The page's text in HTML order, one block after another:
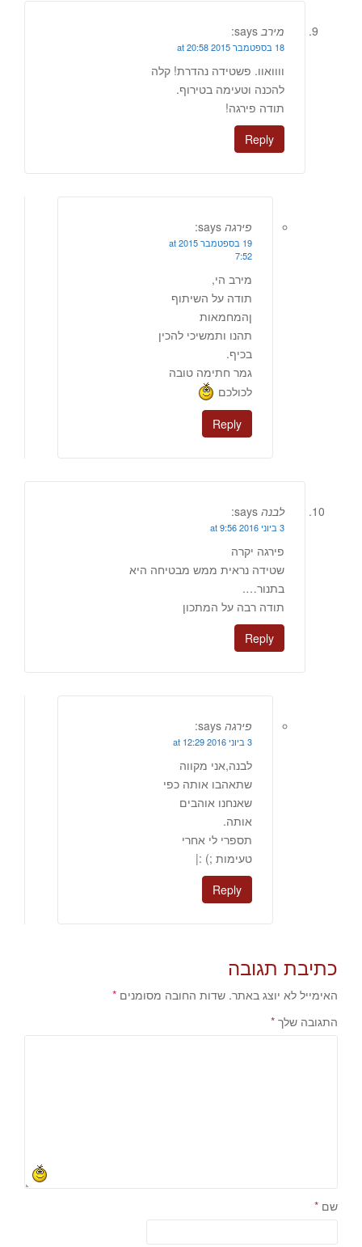
מירב says:
18 בספטמבר 2015 at 20:58
וווואוו. פשטידה נהדרת! קלה
להכנה וטעימה בטירוף.
תודה פירגה!
Reply
פירגה says:
19 בספטמבר 2015 at
7:52
מירב הי,
תודה על השיתוף
ןהמחמאות
תהנו ותמשיכי להכין
בכיף.
גמר חתימה טובה
לכולכם
Reply
לבנה says:
3 ביוני 2016 at 9:56
פירגה יקרה
שטידה נראית ממש מבטיחה היא
בתנור….
תודה רבה על המתכון
Reply
פירגה says:
3 ביוני 2016 at 12:29
לבנה,אני מקווה
שתאהבו אותה כפי
שאנחנו אוהבים
אותה.
תספרי לי אחרי
טעימות ;) :|
Reply
כתיבת תגובה
האימייל לא יוצג באתר. שדות החובה מסומנים *
התגובה שלך *
שם *